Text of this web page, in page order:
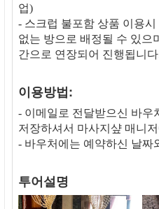
업)
- 스크럽 불포함 상품 이용
없는 방으로 배정될 수 있으
간으로 연장되어 진행됩니
이용방법:
- 이메일로 전달받으신 바우
저장하셔서 마사지샾 매니
- 바우처에는 예약하신 날짜
투어설명